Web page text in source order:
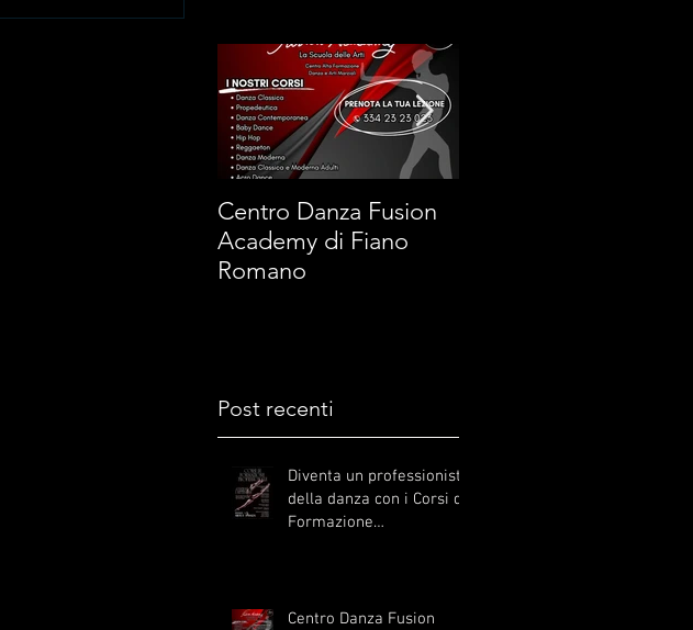
Centro Danza Fusion
Academy di Fiano
Romano
Post recenti
Diventa un professionista
della danza con i Corsi di
Formazione
Centro Danza Fusion